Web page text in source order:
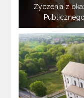
Życzenia z